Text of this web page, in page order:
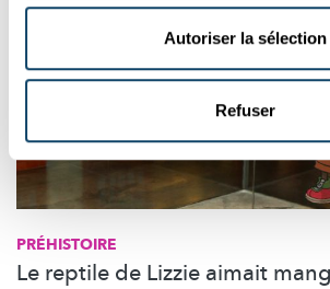
Autoriser la sélection
Refuser
PRÉHISTOIRE
Le reptile de Lizzie aimait